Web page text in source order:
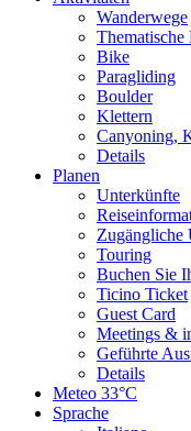
Wanderwege
Thematische
Bike
Paragliding
Boulder
Klettern
Canyoning,
Details
Planen
Unterkünfte
Zugängliche
Touring
Buchen Sie
Ticino Ticket
Guest Card
Meetings &
Geführte
Details
Meteo 33°C
Sprache